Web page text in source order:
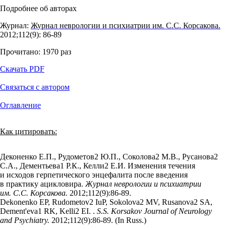
Подробнее об авторах
Журнал: Журнал неврологии и психиатрии им. С.С. Корсакова.
2012;112(9): 86‑89
Прочитано: 1970 раз
Скачать PDF
Связаться с автором
Оглавление
Как цитировать:
Деконенко Е.П., Рудометов2 Ю.П., Соколова2 М.В., Русанова2
С.А., Дементьева1 Р.К., Келли2 Е.И. Изменения течения
и исходов герпетического энцефалита после введения
в практику ацикловира. Журнал неврологии и психиатрии
им. С.С. Корсакова. 2012;112(9):86‑89.
Dekonenko EP, Rudometov2 IuP, Sokolova2 MV, Rusanova2 SA,
Dement'eva1 RK, Kelli2 EI. . S.S. Korsakov Journal of Neurology
and Psychiatry. 2012;112(9):86‑89. (In Russ.)